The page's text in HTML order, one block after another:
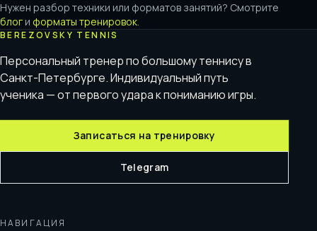
Нужен разбор техники или форматов занятий? Смотрите
блог и форматы тренировок.
BEREZOVSKY TENNIS
Персональный тренер по большому теннису в
Санкт-Петербурге. Индивидуальный путь
ученика — от первого удара к пониманию игры.
Записаться на тренировку
Telegram
НАВИГАЦИЯ